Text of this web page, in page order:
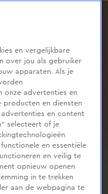
en vergelijkbare
over jou als gebruiker
apparaten. Als je
onze advertenties en
producten en diensten
en content
selecteert of je
en essentiële
en veilig te
opnieuw openen
in te trekken
aan de webpagina te